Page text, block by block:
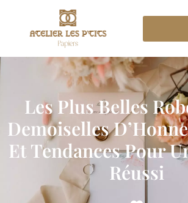
Les Plus Belles
Demoiselles
Et Tendances Pour
Réussi